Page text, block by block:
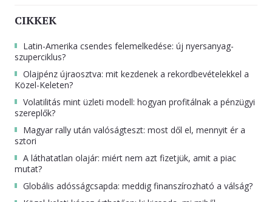
CIKKEK
Latin-Amerika csendes felemelkedése: új nyersanyag-
szuperciklus?
Olajpénz újraosztva: mit kezdenek a rekordbevételekkel a
Közel-Keleten?
Volatilitás mint üzleti modell: hogyan profitálnak a pénzügyi
szereplők?
Magyar rally után valóságteszt: most dől el, mennyit ér a
sztori
A láthatatlan olajár: miért nem azt fizetjük, amit a piac
mutat?
Globális adósságcsapda: meddig finanszírozható a válság?